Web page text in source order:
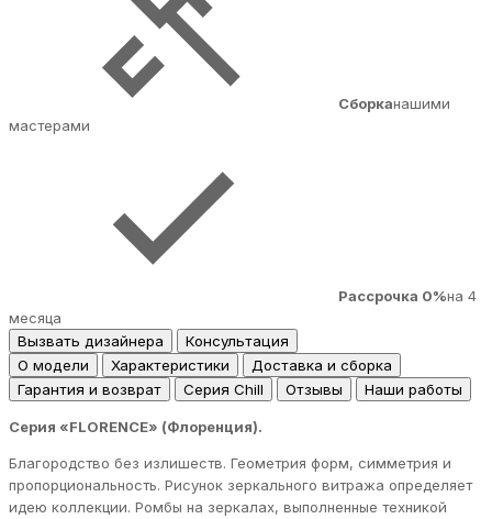
Сборканашими
мастерами
Рассрочка 0%на 4
месяца
Вызвать дизайнера
Консультация
О модели
Характеристики
Доставка и сборка
Гарантия и возврат
Серия Chill Отзывы Наши работы
Серия «FLORENCE» (Флоренция).
Благородство без излишеств. Геометрия форм, симметрия и
пропорциональность. Рисунок зеркального витража определяет
идею коллекции. Ромбы на зеркалах, выполненные техникой